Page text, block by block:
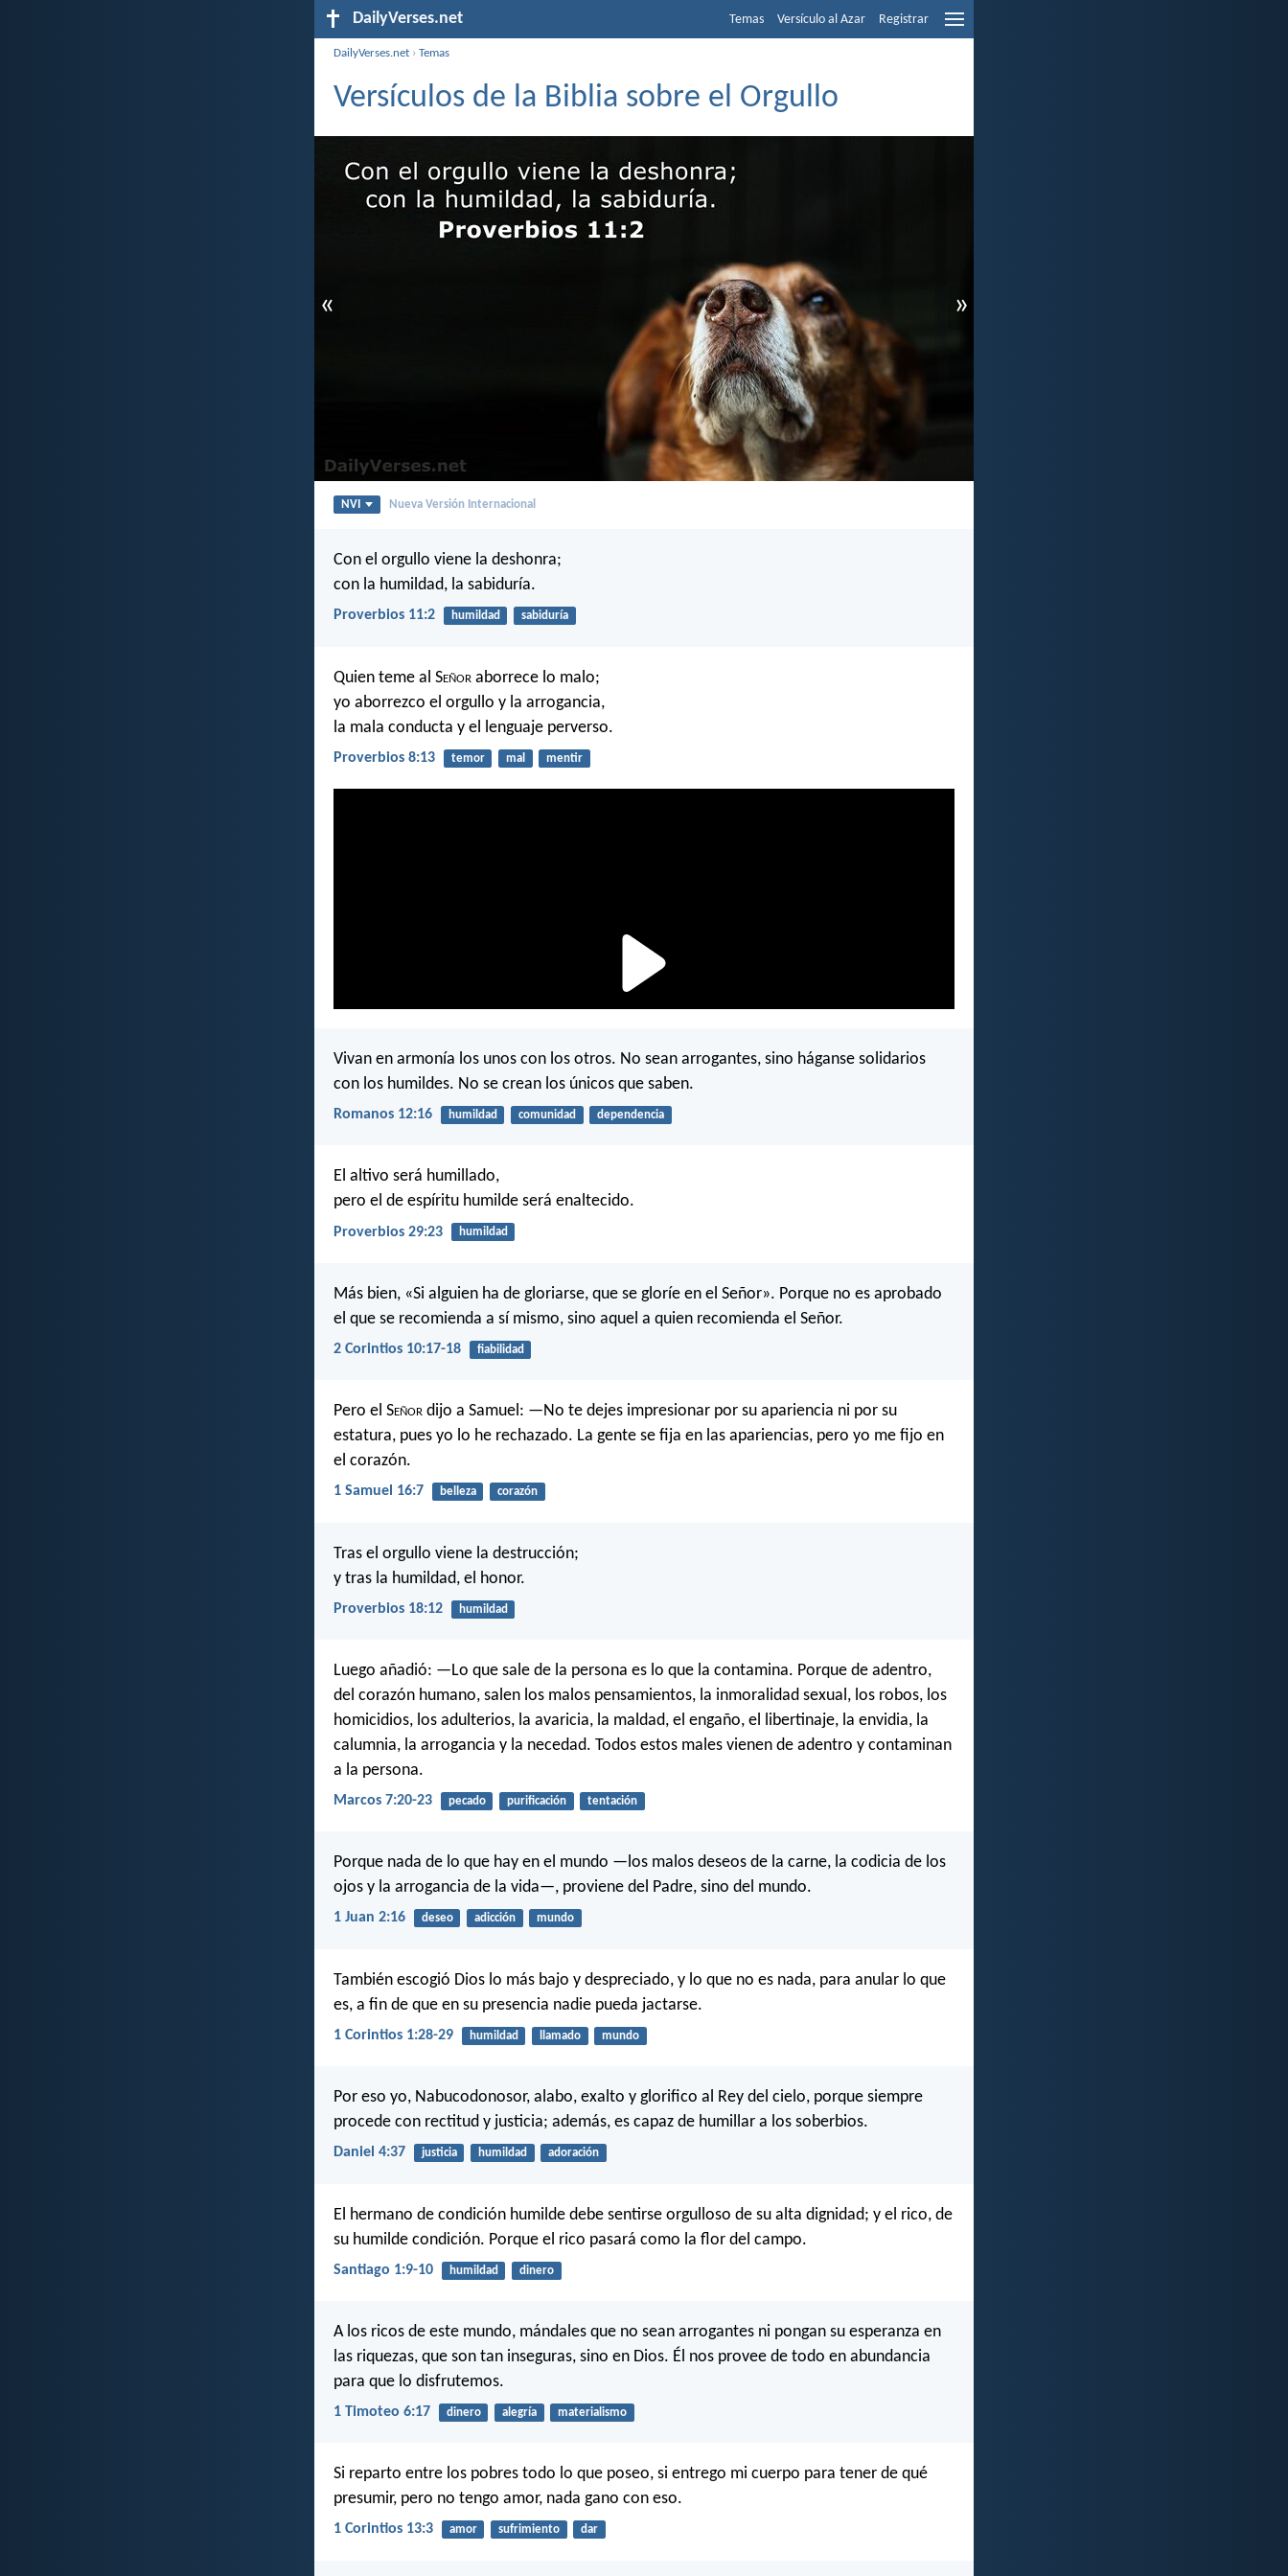
DailyVerses.net Temas Versículo al Azar Registrar
DailyVerses.net ›Temas
Versículos de la Biblia sobre el Orgullo
« »
NVI Nueva Versión Internacional
Con el orgullo viene la deshonra;
con la humildad, la sabiduría.
Proverbios 11:2 humildad sabiduría
Quien teme al Señor aborrece lo malo;
yo aborrezco el orgullo y la arrogancia,
la mala conducta y el lenguaje perverso.
Proverbios 8:13 temor mal mentir
Vivan en armonía los unos con los otros. No sean arrogantes, sino háganse solidarios
con los humildes. No se crean los únicos que saben.
Romanos 12:16 humildad comunidad dependencia
El altivo será humillado,
pero el de espíritu humilde será enaltecido.
Proverbios 29:23 humildad
Más bien, «Si alguien ha de gloriarse, que se gloríe en el Señor». Porque no es aprobado
el que se recomienda a sí mismo, sino aquel a quien recomienda el Señor.
2 Corintios 10:17-18 fiabilidad
Pero el Señor dijo a Samuel: —No te dejes impresionar por su apariencia ni por su
estatura, pues yo lo he rechazado. La gente se fija en las apariencias, pero yo me fijo en
el corazón.
1 Samuel 16:7 belleza corazón
Tras el orgullo viene la destrucción;
y tras la humildad, el honor.
Proverbios 18:12 humildad
Luego añadió: —Lo que sale de la persona es lo que la contamina. Porque de adentro,
del corazón humano, salen los malos pensamientos, la inmoralidad sexual, los robos, los
homicidios, los adulterios, la avaricia, la maldad, el engaño, el libertinaje, la envidia, la
calumnia, la arrogancia y la necedad. Todos estos males vienen de adentro y contaminan
a la persona.
Marcos 7:20-23 pecado purificación tentación
Porque nada de lo que hay en el mundo —los malos deseos de la carne, la codicia de los
ojos y la arrogancia de la vida—, proviene del Padre, sino del mundo.
1 Juan 2:16 deseo adicción mundo
También escogió Dios lo más bajo y despreciado, y lo que no es nada, para anular lo que
es, a fin de que en su presencia nadie pueda jactarse.
1 Corintios 1:28-29 humildad llamado mundo
Por eso yo, Nabucodonosor, alabo, exalto y glorifico al Rey del cielo, porque siempre
procede con rectitud y justicia; además, es capaz de humillar a los soberbios.
Daniel 4:37 justicia humildad adoración
El hermano de condición humilde debe sentirse orgulloso de su alta dignidad; y el rico, de
su humilde condición. Porque el rico pasará como la flor del campo.
Santiago 1:9-10 humildad dinero
A los ricos de este mundo, mándales que no sean arrogantes ni pongan su esperanza en
las riquezas, que son tan inseguras, sino en Dios. Él nos provee de todo en abundancia
para que lo disfrutemos.
1 Timoteo 6:17 dinero alegría materialismo
Si reparto entre los pobres todo lo que poseo, si entrego mi cuerpo para tener de qué
presumir, pero no tengo amor, nada gano con eso.
1 Corintios 13:3 amor sufrimiento dar